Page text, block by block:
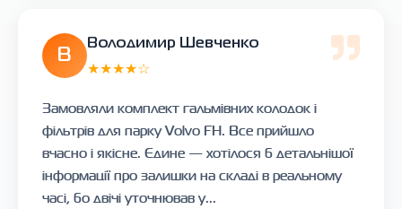
В
Володимир Шевченко
★★★★☆
Замовляли комплект гальмівних колодок і
фільтрів для парку Volvo FH. Все прийшло
вчасно і якісне. Єдине — хотілося б детальнішої
інформації про залишки на складі в реальному
часі, бо двічі уточнював у...